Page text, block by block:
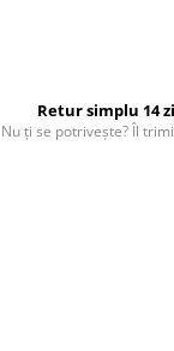
Retur simplu 14
Nu ți se potrivește? Îl